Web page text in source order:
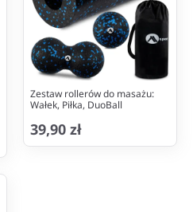
Zestaw rollerów do masażu:
Wałek, Piłka, DuoBall
39,90 zł